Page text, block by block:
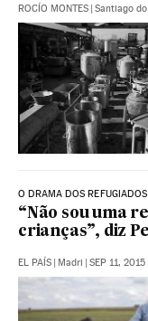
ROCÍO MONTES | Santiago
O DRAMA DOS REFUGIADOS
“Não sou uma
crianças”, diz
EL PAÍS | Madri | SEP 11,